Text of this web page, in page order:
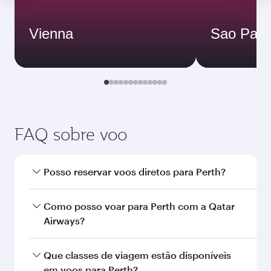
Vienna Sao
FAQ sobre voo
Posso reservar voos diretos para Perth?
Sim, a Qatar Airways opera voos diretos para
Perth.Pesquise voos na nossa página inicial
Como posso voar para Perth com a Qatar
Airways?
Pode voar diretamente para Perth com a Qatar
Airways. Conecte-se a mais de 150 destinos via
Que classes de viagem estão disponíveis